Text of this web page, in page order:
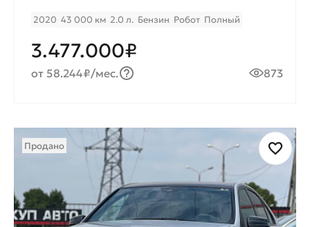
2020 43 000 км 2.0 л. Бензин Робот Полный
3.477.000₽
от 58.244₽/мес. 873
Продано